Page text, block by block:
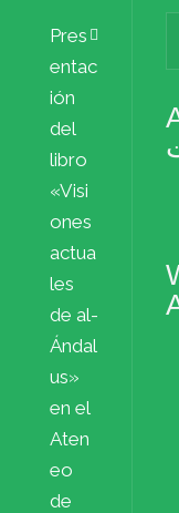
Pres
entac
ión
del
libro
«Visi
ones
actua
les
de al-
Ándal
us»
en el
Aten
eo
de